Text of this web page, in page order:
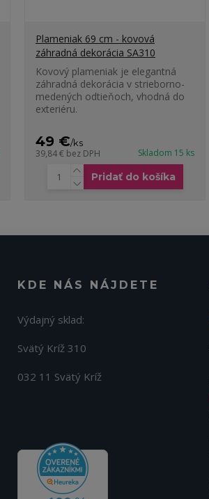
Plameniak 69 cm - kovová
záhradná dekorácia SA310
Kovový plameniak je elegantná
záhradná dekorácia v strieborno-
medených odtieňoch, vhodná do
exteriéru.
49 €/ks
39,84 € bez DPH Skladom 15 ks
Pridať do košíka
KDE NÁS NÁJDETE
Výdajný sklad:
Svätý Kríž 310
032 11 Svätý Kríž